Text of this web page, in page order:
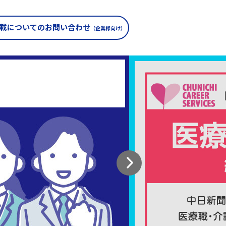
についてのお問い合わせ （企業様向け）